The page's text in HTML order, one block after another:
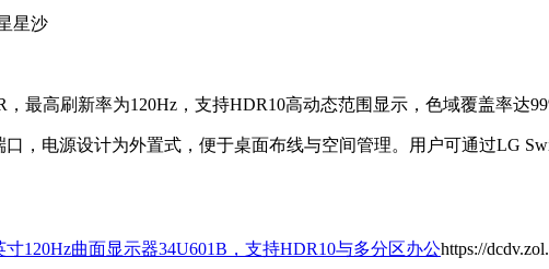
星沙
最高刷新率为120Hz，支持HDR10高动态范围显示，色域覆盖率达
，电源设计为外置式，便于桌面布线与空间管理。用户可通过LG
寸120Hz曲面显示器34U601B，支持HDR10与多分区办公https://